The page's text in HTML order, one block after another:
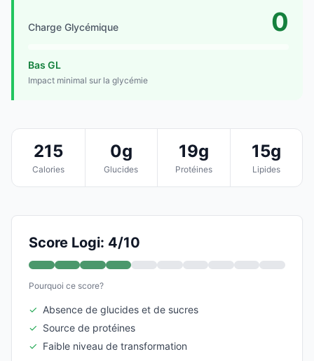
Charge Glycémique 0
Bas GL
Impact minimal sur la glycémie
215
Calories
0g
Glucides
19g
Protéines
15g
Lipides
Score Logi: 4/10
Pourquoi ce score?
✓ Absence de glucides et de sucres
✓ Source de protéines
✓ Faible niveau de transformation